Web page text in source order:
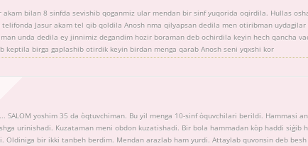
akam bilan 8 sinfda sevishib qoganmiz ular mendan bir sinf yuqorida oqirdila. Hullas
Jasur akam tel qib qoldila Anosh nma qilyapsan dedila men otiribman uydagilar
unda dedila ey jinnimiz degandim hozir boraman deb ochirdila keyin hech qancha
keptila birga gaplashib otirdik keyin birdan menga qarab Anosh seni yqxshi kor
SALOM yoshim 35 da òqtuvchiman. Bu yil menga 10-sinf òquvchilari berildi. Hammasi
urinishadi. Kuzataman meni obdon kuzatishadi. Bir bola hammadan kòp haddi siģib
Oldiniga bir ikki tanbeh berdim. Mendan arazlab ham yurdi. Attaylab quvonsin deb